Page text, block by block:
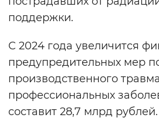
поддержки.
С 2024 года увеличится
предупредительных мер
производственного
профессиональных
составит 28,7 млрд